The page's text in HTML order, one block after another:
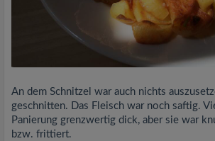
An dem Schnitzel war auch nichts
geschnitten. Das Fleisch war noch saftig.
Panierung grenzwertig dick, aber sie war
bzw. frittiert.